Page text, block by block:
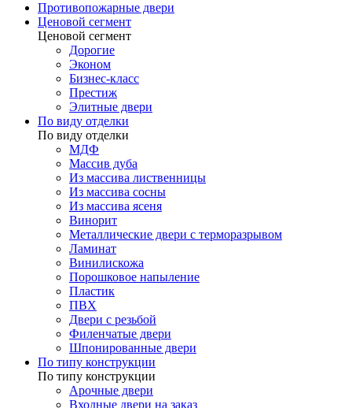
Противопожарные двери
Ценовой сегмент
Ценовой сегмент
Дорогие
Эконом
Бизнес-класс
Престиж
Элитные двери
По виду отделки
По виду отделки
МДФ
Массив дуба
Из массива лиственницы
Из массива сосны
Из массива ясеня
Винорит
Металлические двери с терморазрывом
Ламинат
Винилискожа
Порошковое напыление
Пластик
ПВХ
Двери с резьбой
Филенчатые двери
Шпонированные двери
По типу конструкции
По типу конструкции
Арочные двери
Входные двери на заказ